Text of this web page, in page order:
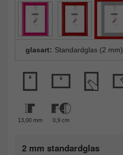
glasart: Standardglas (2 mm)
13,00 mm 0,9 cm
2 mm standardglas